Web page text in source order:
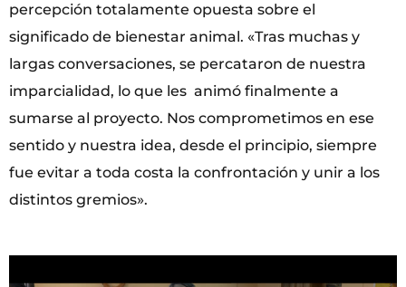
percepción totalamente opuesta sobre el
significado de bienestar animal. «Tras muchas y
largas conversaciones, se percataron de nuestra
imparcialidad, lo que les animó finalmente a
sumarse al proyecto. Nos comprometimos en ese
sentido y nuestra idea, desde el principio, siempre
fue evitar a toda costa la confrontación y unir a los
distintos gremios».